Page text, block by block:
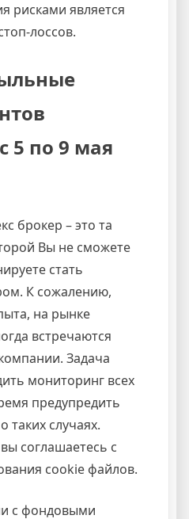
рисками является
лоссов.
5 по 9 мая
брокер – это та
Вы не сможете
стать
К сожалению,
на рынке
встречаются
Задача
мониторинг всех
предупредить
таких случаях.
соглашаетесь с
cookie файлов.
с фондовыми